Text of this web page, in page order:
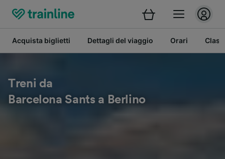
Acquista biglietti Dettagli del viaggio Orari
Treni da
Barcelona Sants a Berlino